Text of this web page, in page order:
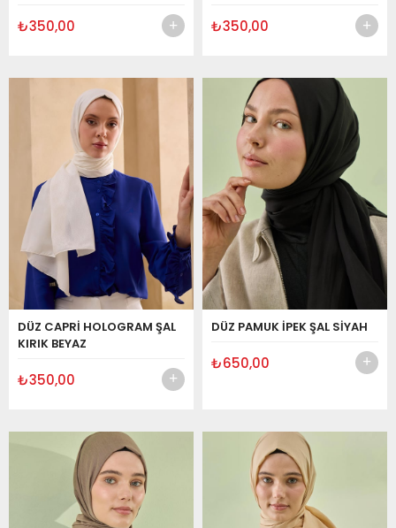
₺350,00 ₺350,00
DÜZ CAPRİ HOLOGRAM ŞAL
KIRIK BEYAZ
₺350,00
DÜZ PAMUK İPEK ŞAL SİYAH
₺650,00